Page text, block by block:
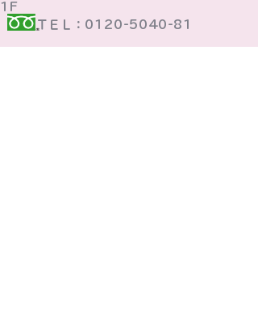
1F
ＴＥＬ：0120-5040-81